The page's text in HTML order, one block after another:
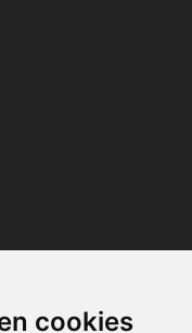
cookies